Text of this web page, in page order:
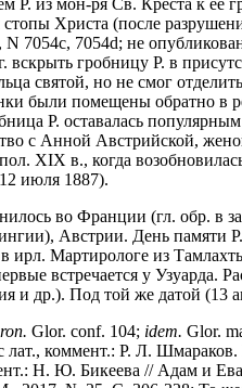
Р. из мон-ря Св. Креста к
Христа (после
7054c, 7054d; не
вскрыть гробницу Р. в
святой, но не смог
были помещены обратно в
Р. оставалась
с Анной Австрийской,
XIX в., когда
июля 1887).
во Франции (гл. обр. в
Австрии. День памяти
ирл. Мартирологе из
встречается у
и др.). Под той же датой (13
Glor. conf. 104; idem. Glor.
лат., коммент.: Р. Л.
Н. Ю. Бикеева // Адам и